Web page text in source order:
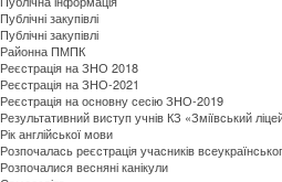
Публічні закупівлі
Публічні закупівлі
Районна ПМПК
Реєстрація на ЗНО 2018
Реєстрація на ЗНО-2021
Реєстрація на основну сесію ЗНО-2019
Результативний виступ учнів КЗ «Зміївський
Рік англійської мови
Розпочалась реєстрація учасників
Розпочалися весняні канікули